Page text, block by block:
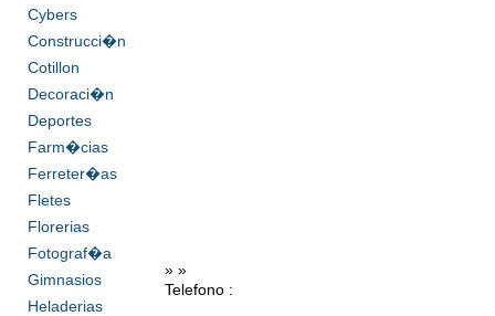
Cybers
Construcci�n
Cotillon
Decoraci�n
Deportes
Farm�cias
Ferreter�as
Fletes
Florerias
Fotograf�a
Gimnasios
Heladerias
» »
Telefono :